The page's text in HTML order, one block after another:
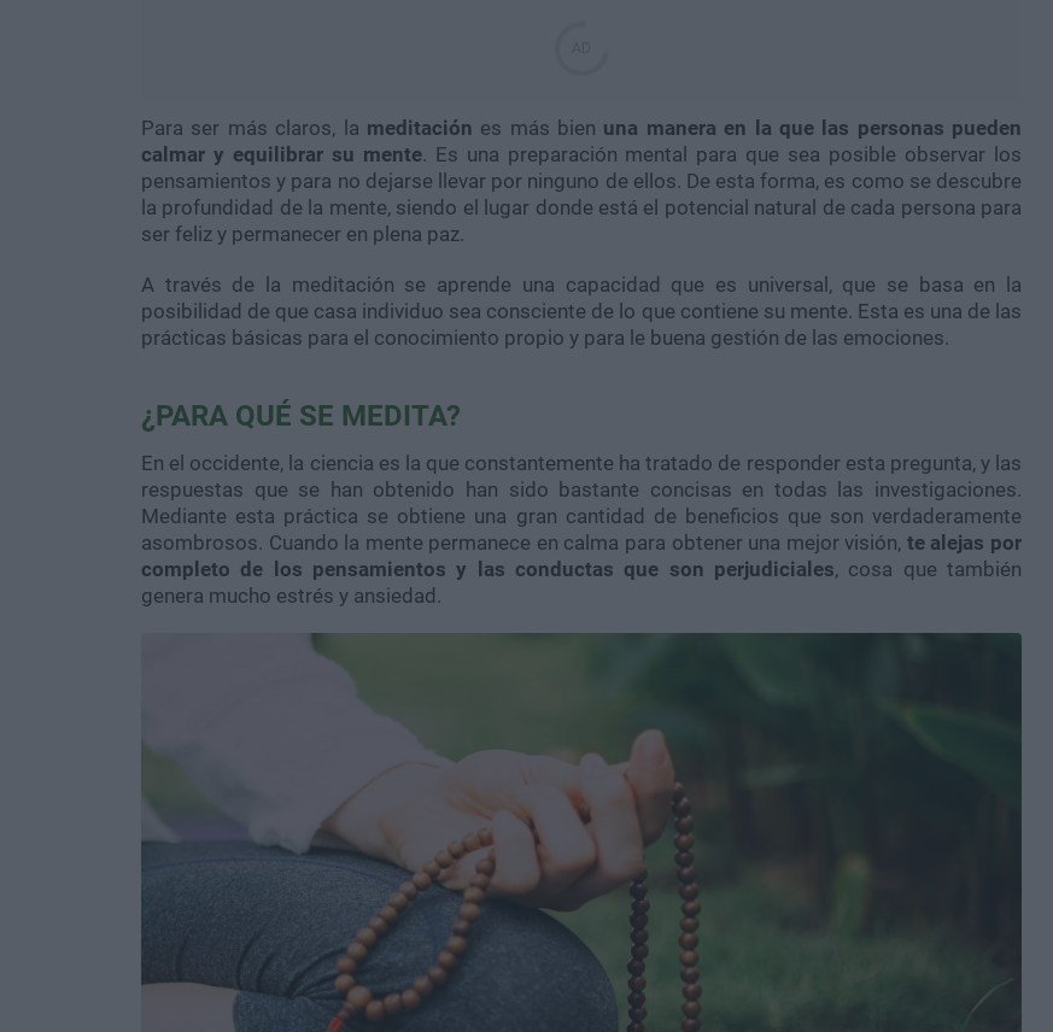
Para ser más claros, la meditación es más bien una manera en la que las personas pueden
calmar y equilibrar su mente. Es una preparación mental para que sea posible observar los
pensamientos y para no dejarse llevar por ninguno de ellos. De esta forma, es como se descubre
la profundidad de la mente, siendo el lugar donde está el potencial natural de cada persona para
ser feliz y permanecer en plena paz.
A través de la meditación se aprende una capacidad que es universal, que se basa en la
posibilidad de que casa individuo sea consciente de lo que contiene su mente. Esta es una de las
prácticas básicas para el conocimiento propio y para le buena gestión de las emociones.
¿PARA QUÉ SE MEDITA?
En el occidente, la ciencia es la que constantemente ha tratado de responder esta pregunta, y las
respuestas que se han obtenido han sido bastante concisas en todas las investigaciones.
Mediante esta práctica se obtiene una gran cantidad de beneficios que son verdaderamente
asombrosos. Cuando la mente permanece en calma para obtener una mejor visión, te alejas por
completo de los pensamientos y las conductas que son perjudiciales, cosa que también
genera mucho estrés y ansiedad.